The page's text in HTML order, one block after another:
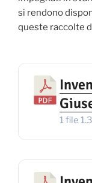
si rendono
queste raccolte
1 file